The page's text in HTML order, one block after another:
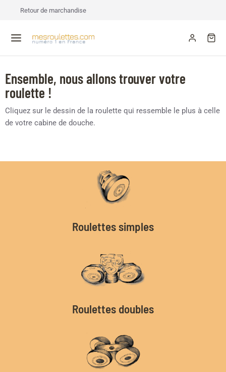
Retour de marchandise
Ensemble, nous allons trouver votre
roulette !
Cliquez sur le dessin de la roulette qui ressemble le plus à celle
de votre cabine de douche.
Roulettes simples
Roulettes doubles